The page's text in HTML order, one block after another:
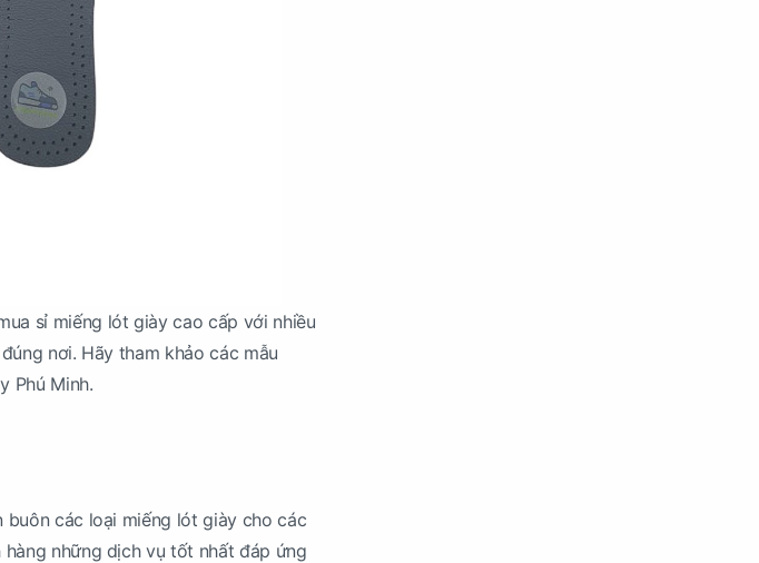
sỉ miếng lót giày cao cấp với nhiều
nơi. Hãy tham khảo các mẫu
Phú Minh.
buôn các loại miếng lót giày cho các
những dịch vụ tốt nhất đáp ứng